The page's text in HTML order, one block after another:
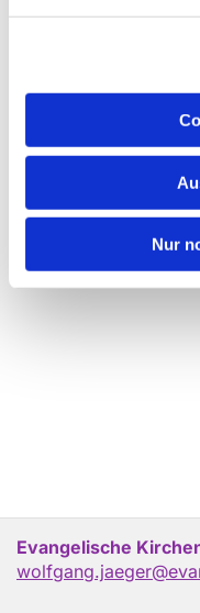
Nur
Evangelische